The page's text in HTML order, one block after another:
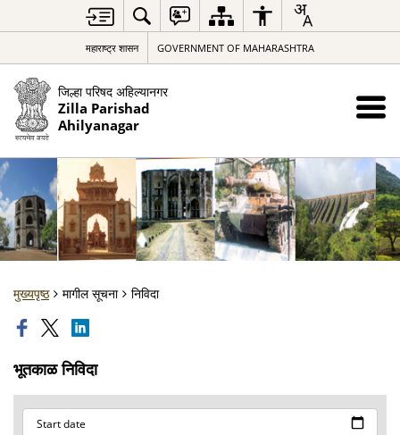
महाराष्ट्र शासन GOVERNMENT OF MAHARASHTRA
जिल्हा परिषद अहिल्यानगर
Zilla Parishad
Ahilyanagar
मुख्यपृष्ठ मागील सूचना निविदा
भूतकाळ निविदा
Start date